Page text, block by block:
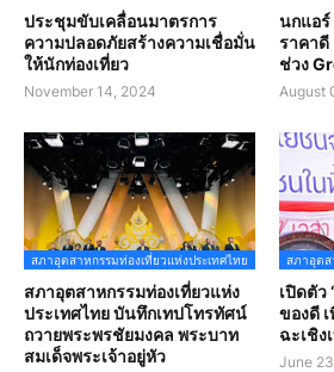
ประชุมขับเคลื่อนมาตรการ
ความปลอดภัยสร้างความเชื่อมั่น
ให้นักท่องเที่ยว
November 14, 2024
นกแอร์
ราคาดี
ช่วง
August
สภาอุตสาหกรรมท่องเที่ยวแห่งประเทศไทย
สภาอุตสาหกรรมท่องเที่ยวแห่ง
ประเทศไทย บันทึกเทปโทรทัศน์
ถวายพระพรชัยมงคล พระบาท
สมเด็จพระเจ้าอยู่หัว
สภาอุตส
เปิดตัว
ของดี
ฉะเชิง
June